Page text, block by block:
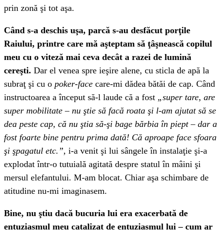
prin zonă şi tot aşa.
Când s-a deschis uşa, parcă s-au desfăcut porţile
Raiului, printre care mă aşteptam să ţâşnească copilul
meu cu o viteză mai ceva decât a razei de lumină
cereşti. Dar el venea spre ieşire alene, cu sticla de apă la
subraţ şi cu o poker-face care-mi dădea bătăi de cap. Când
instructoarea a început să-l laude că a fost „super tare, are
super mobilitate – nu ştie să facă roata şi l-am ajutat să se
dea peste cap, că nu ştia să-şi bage bărbia în piept – dar a
fost foarte bine pentru prima dată! Că aproape face sfoara
şi şpagatul etc.”, i-a venit şi lui sângele în instalaţie şi-a
explodat într-o tutuială agitată despre statul în mâini şi
mersul elefantului. M-am blocat. Chiar aşa schimbare de
atitudine nu-mi imaginasem.
Bine, nu ştiu dacă bucuria lui era exacerbată de
entuziasmul meu catalizat de entuziasmul lui – cum ar